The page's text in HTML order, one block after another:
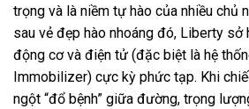
trọng và là niềm tự hào của nhiều chủ
sau vẻ đẹp hào nhoáng đó, Liberty sở
động cơ và điện tử (đặc biệt là hệ
Immobilizer) cực kỳ phức tạp. Khi
ngột “đổ bệnh” giữa đường, trọng